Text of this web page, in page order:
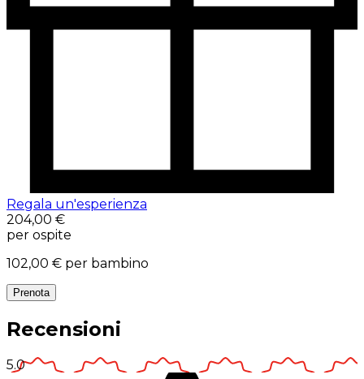
Regala un'esperienza
204,00 €
per ospite
102,00 € per bambino
Prenota
Recensioni
5.0